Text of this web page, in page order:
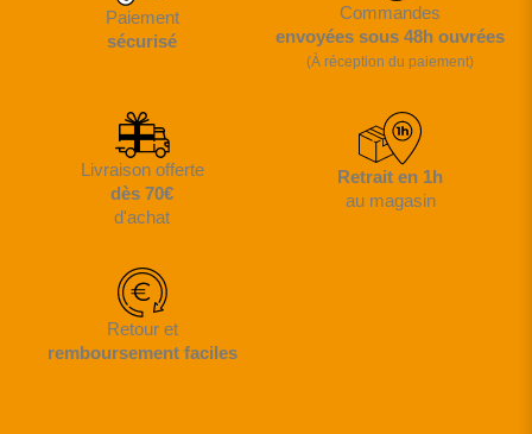
Paiement
sécurisé
Commandes
envoyées sous 48h ouvrées
(À réception du paiement)
Livraison offerte
dès 70€
d'achat
Retrait en 1h
au magasin
Retour et
remboursement faciles